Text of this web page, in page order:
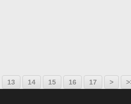
13 14 15 16 17 >